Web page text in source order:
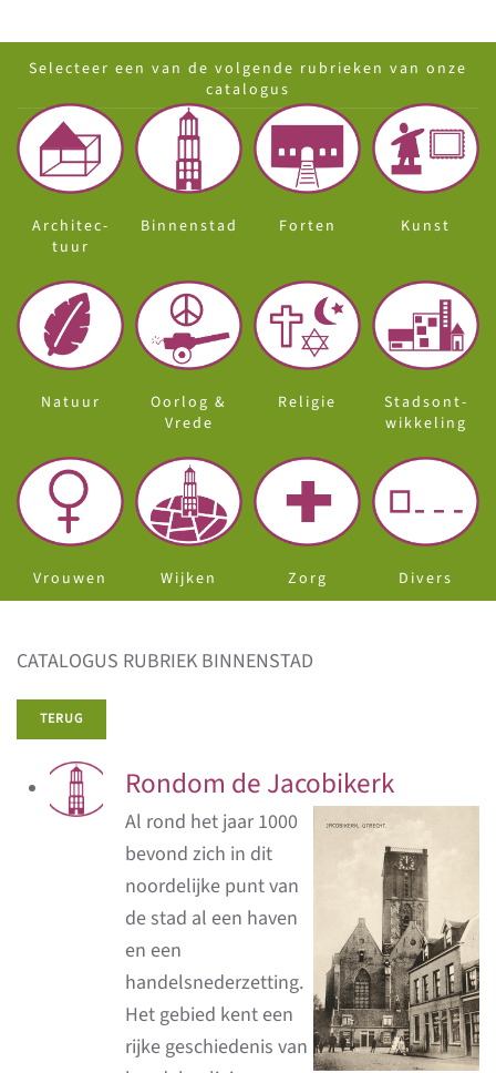
Selecteer een van de volgende rubrieken van onze
catalogus
Architec-
tuur
Binnenstad Forten Kunst
Natuur
Oorlog &
Vrede
Religie
Stadsont-
wikkeling
Vrouwen Wijken Zorg Divers
CATALOGUS RUBRIEK BINNENSTAD
TERUG
Rondom de Jacobikerk
Al rond het jaar 1000
bevond zich in dit
noordelijke punt van
de stad al een haven
en een
handelsnederzetting.
Het gebied kent een
rijke geschiedenis van